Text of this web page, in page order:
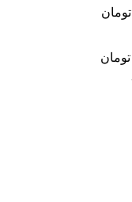
تومان
تومان